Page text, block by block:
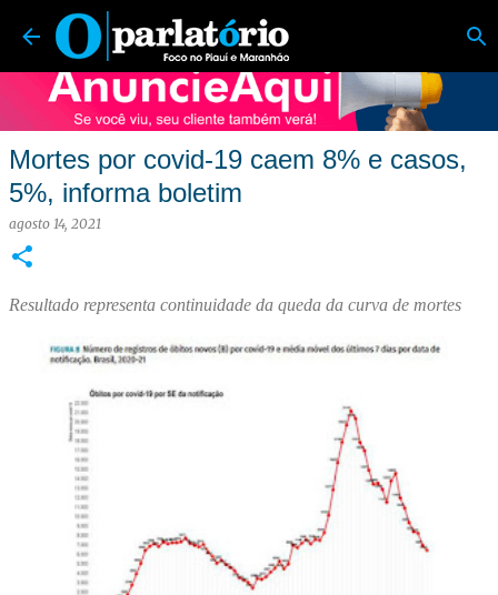
Pular para o conteúdo principal
O Parlatório | Foco no Piauí e Maranhão
Mortes por covid-19 caem 8% e casos,
5%, informa boletim
agosto 14, 2021
Resultado representa continuidade da queda da curva de mortes